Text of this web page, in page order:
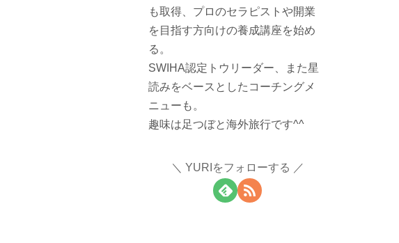
も取得、プロのセラピストや開業
を目指す方向けの養成講座を始め
る。
SWIHA認定トウリーダー、また星
読みをベースとしたコーチングメ
ニューも。
趣味は足つぼと海外旅行です^^
YURIをフォローする